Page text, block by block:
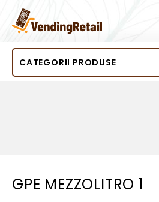
CATEGORII PRODUSE
GPE MEZZOLITRO 1